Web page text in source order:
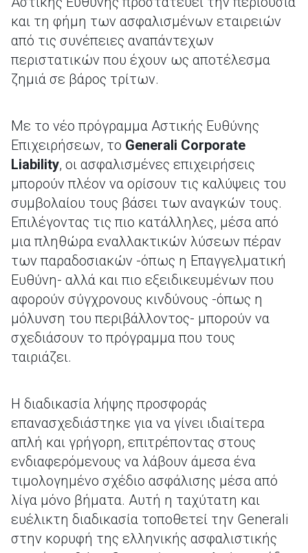
και τη φήμη των ασφαλισμένων εταιρειών
από τις συνέπειες αναπάντεχων
περιστατικών που έχουν ως αποτέλεσμα
ζημιά σε βάρος τρίτων.
Με το νέο πρόγραμμα Αστικής Ευθύνης
Επιχειρήσεων, το Generali Corporate
Liability, οι ασφαλισμένες επιχειρήσεις
μπορούν πλέον να ορίσουν τις καλύψεις του
συμβολαίου τους βάσει των αναγκών τους.
Επιλέγοντας τις πιο κατάλληλες, μέσα από
μια πληθώρα εναλλακτικών λύσεων πέραν
των παραδοσιακών -όπως η Επαγγελματική
Ευθύνη- αλλά και πιο εξειδικευμένων που
αφορούν σύγχρονους κινδύνους -όπως η
μόλυνση του περιβάλλοντος- μπορούν να
σχεδιάσουν το πρόγραμμα που τους
ταιριάζει.
Η διαδικασία λήψης προσφοράς
επανασχεδιάστηκε για να γίνει ιδιαίτερα
απλή και γρήγορη, επιτρέποντας στους
ενδιαφερόμενους να λάβουν άμεσα ένα
τιμολογημένο σχέδιο ασφάλισης μέσα από
λίγα μόνο βήματα. Αυτή η ταχύτατη και
ευέλικτη διαδικασία τοποθετεί την Generali
στην κορυφή της ελληνικής ασφαλιστικής